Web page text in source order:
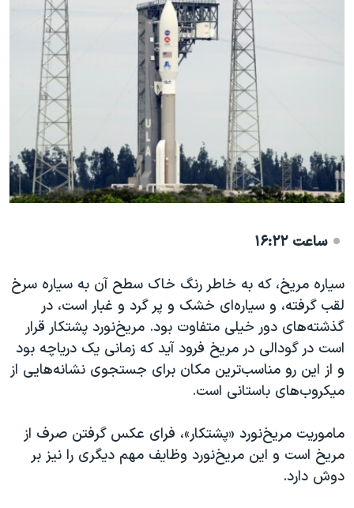
ساعت ۱۶:۲۲
سیاره مریخ، که به خاطر رنگ خاک سطح آن به سیاره سرخ
لقب گرفته، و سیاره‌ای خشک و پر گرد و غبار است، در
گذشته‌های دور خیلی متفاوت بود. مریخ‌نورد پشتکار قرار
است در گودالی در مریخ فرود آید که زمانی یک دریاچه بود
و از این رو مناسب‌ترین مکان برای جستجوی نشانه‌هایی از
میکروب‌های باستانی است.
ماموریت مریخ‌نورد «پشتکار»، فرای عکس گرفتن صرف از
مریخ است و این مریخ‌نورد وظایف مهم دیگری را نیز بر
دوش دارد.